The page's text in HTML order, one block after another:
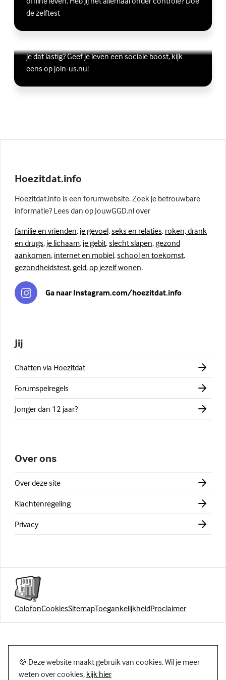
de zelftest
Vriendschap
je dat lastig? Geef je leven een sociale boost, kijk
eens op join-us.nu!
Lees meer over Vriendschap
(Externe link)
Hoezitdat.info
Hoezitdat.info is een forumwebsite. Zoek je betrouwbare
informatie? Lees dan op JouwGGD.nl over
familie en vrienden, je gevoel,seks en relaties, roken, drank
en drugs, je lichaam, je gebit,slecht slapen, gezond
aankomen, internet en mobiel,school en toekomst,
gezondheidstest, geld,op jezelf wonen.
Ga naar Instagram.com/hoezitdat.info
Jij
Chatten via Hoezitdat
Forumspelregels
Jonger dan 12 jaar?
Over ons
Over deze site
Klachtenregeling
Privacy
ColofonCookiesSitemapToegankelijkheidProclaimer
🍪 Deze website maakt gebruik van cookies. Wil je meer
weten over cookies, kijk hier